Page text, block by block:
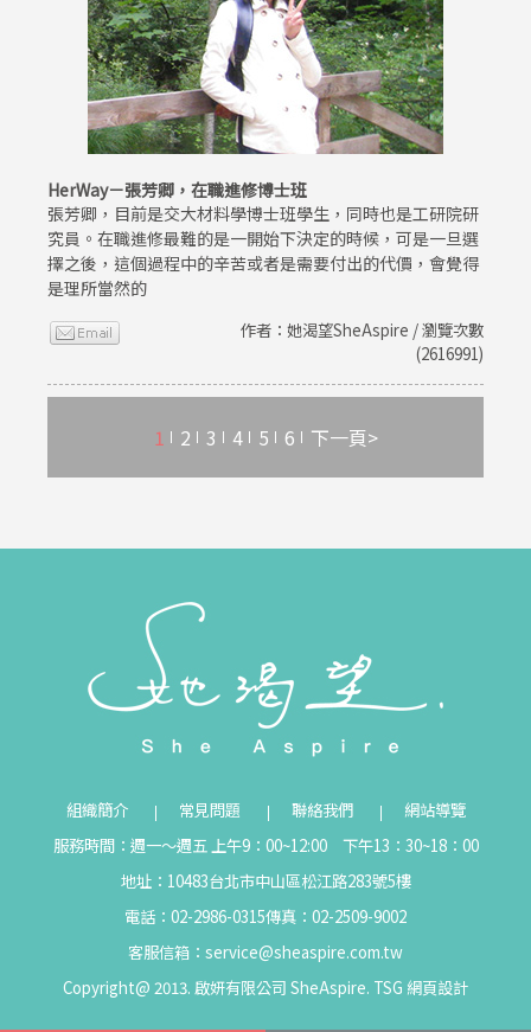
HerWay－張芳卿，在職進修博士班
張芳卿，目前是交大材料學博士班學生，同時也是工研院研
究員。在職進修最難的是一開始下決定的時候，可是一旦選
擇之後，這個過程中的辛苦或者是需要付出的代價，會覺得
是理所當然的
作者：她渴望SheAspire / 瀏覽次數
(2616991)
1 2 3 4 5 6 下一頁>
組織簡介 常見問題 聯絡我們
網站導覽
服務時間：週一～週五 上午9：00~12:00 下午13：30~18：00
地址：10483台北市中山區松江路283號5樓
電話：02-2986-0315傳真：02-2509-9002
客服信箱： service@sheaspire.com.tw
Copyright@ 2013. 啟妍有限公司 SheAspire. TSG 網頁設計